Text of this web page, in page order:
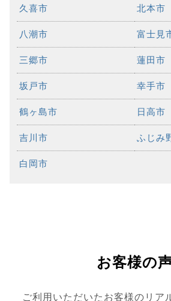
久喜市 北本市
八潮市 富士見
三郷市 蓮田市
坂戸市 幸手市
鶴ヶ島市 日高市
吉川市 ふじみ
白岡市
お客様の
ご利用いただいたお客様のリア